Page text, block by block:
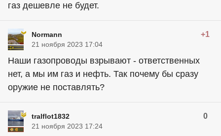
газ дешевле не будет.
Normann +1
21 ноября 2023 17:04
Наши газопроводы взрывают - ответственных
нет, а мы им газ и нефть. Так почему бы сразу
оружие не поставлять?
tralflot1832 0
21 ноября 2023 17:24